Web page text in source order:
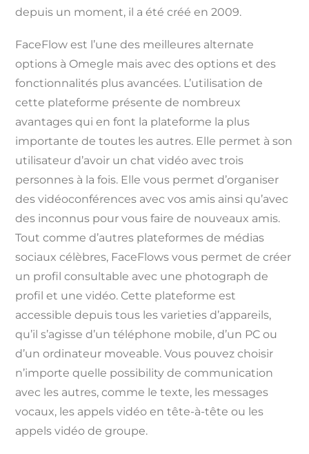
depuis un moment, il a été créé en 2009.
FaceFlow est l’une des meilleures alternate
options à Omegle mais avec des options et des
fonctionnalités plus avancées. L’utilisation de
cette plateforme présente de nombreux
avantages qui en font la plateforme la plus
importante de toutes les autres. Elle permet à son
utilisateur d’avoir un chat vidéo avec trois
personnes à la fois. Elle vous permet d’organiser
des vidéoconférences avec vos amis ainsi qu’avec
des inconnus pour vous faire de nouveaux amis.
Tout comme d’autres plateformes de médias
sociaux célèbres, FaceFlows vous permet de créer
un profil consultable avec une photograph de
profil et une vidéo. Cette plateforme est
accessible depuis tous les varieties d’appareils,
qu’il s’agisse d’un téléphone mobile, d’un PC ou
d’un ordinateur moveable. Vous pouvez choisir
n’importe quelle possibility de communication
avec les autres, comme le texte, les messages
vocaux, les appels vidéo en tête-à-tête ou les
appels vidéo de groupe.